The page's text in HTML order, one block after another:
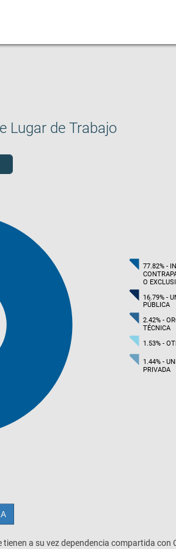
Lugar de Trabajo
77.82% -
O
16.79% -
PÚBLICA
2.42% -
TÉCNICA
1.53% -
1.44% -
PRIVADA
a su vez dependencia compartida con